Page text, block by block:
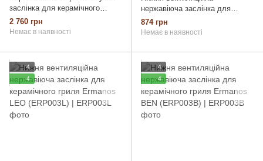
заслінка для керамічного
гриля Ermanos TED (ERP002T)
2 760 грн
Немає в наявності
нержавіюча заслінка для
керамічного гриля Ermanos
TED (ERP003T)
874 грн
Немає в наявності
4
4
4
4